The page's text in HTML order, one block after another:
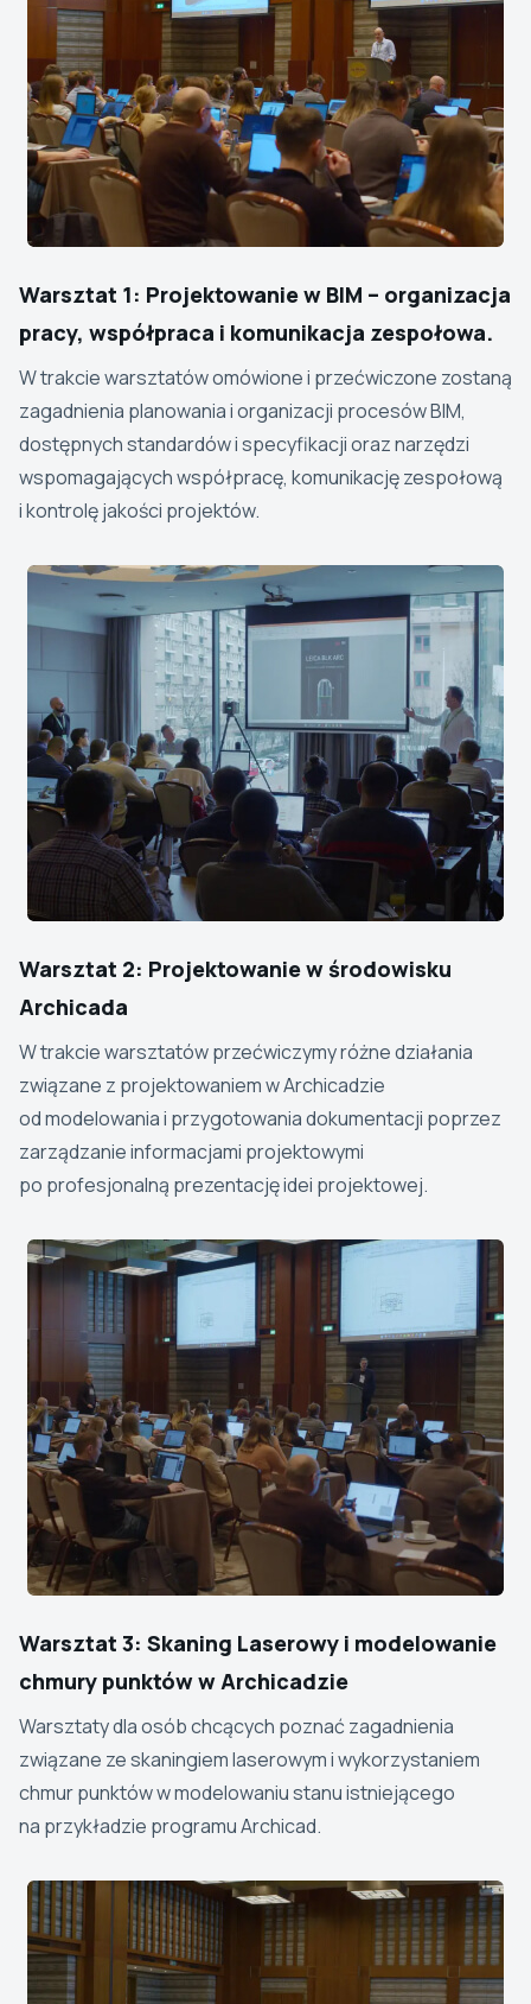
Warsztat 1: Projektowanie w BIM – organizacja
pracy, współpraca i komunikacja zespołowa.
W trakcie warsztatów omówione i przećwiczone zostaną
zagadnienia planowania i organizacji procesów BIM,
dostępnych standardów i specyfikacji oraz narzędzi
wspomagających współpracę, komunikację zespołową
i kontrolę jakości projektów.
Warsztat 2: Projektowanie w środowisku
Archicada
W trakcie warsztatów przećwiczymy różne działania
związane z projektowaniem w Archicadzie
od modelowania i przygotowania dokumentacji poprzez
zarządzanie informacjami projektowymi
po profesjonalną prezentację idei projektowej.
Warsztat 3: Skaning Laserowy i modelowanie
chmury punktów w Archicadzie
Warsztaty dla osób chcących poznać zagadnienia
związane ze skaningiem laserowym i wykorzystaniem
chmur punktów w modelowaniu stanu istniejącego
na przykładzie programu Archicad.